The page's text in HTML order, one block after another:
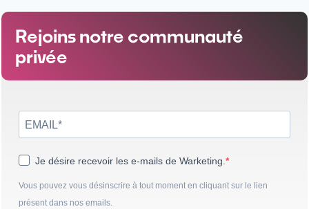
Rejoins notre communauté
privée
Je désire recevoir les e-mails de Warketing.
Vous pouvez vous désinscrire à tout moment en cliquant sur le lien
présent dans nos emails.